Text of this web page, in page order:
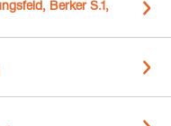
Berker S.1,